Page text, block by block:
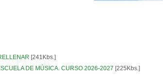
[241Kbs.]
DE MÚSICA. CURSO 2026-2027 [225Kbs.]